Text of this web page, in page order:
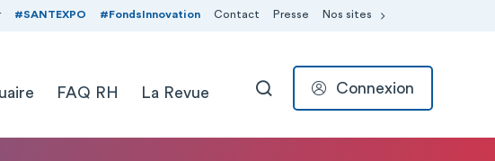
#SANTEXPO #FondsInnovation Contact Presse Nos sites
FAQ RH La Revue RECHERCHER
Connexion